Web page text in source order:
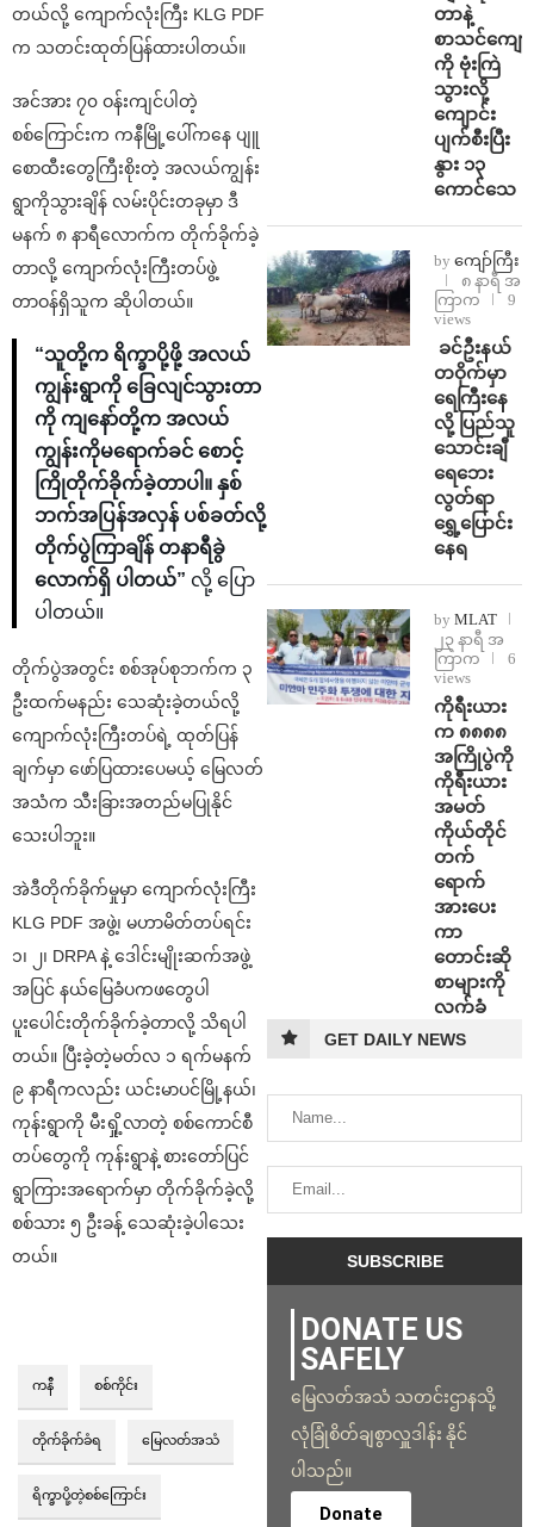
တယ်လို့ ကျောက်လုံးကြီး KLG PDF
က သတင်းထုတ်ပြန်ထားပါတယ်။
အင်အား ၇၀ ဝန်းကျင်ပါတဲ့
စစ်ကြောင်းက ကနီမြို့ပေါ်ကနေ ပျူ
စောထီးတွေကြီးစိုးတဲ့ အလယ်ကျွန်း
ရွာကိုသွားချိန် လမ်းပိုင်းတခုမှာ ဒီ
မနက် ၈ နာရီလောက်က တိုက်ခိုက်ခဲ့
တာလို့ ကျောက်လုံးကြီးတပ်ဖွဲ့
တာဝန်ရှိသူက ဆိုပါတယ်။
“သူတို့က ရိက္ခာပို့ဖို့ အလယ်
ကျွန်းရွာကို ခြေလျင်သွားတာ
ကို ကျနော်တို့က အလယ်
ကျွန်းကိုမရောက်ခင် စောင့်
ကြိုတိုက်ခိုက်ခဲ့တာပါ။ နှစ်
ဘက်အပြန်အလှန် ပစ်ခတ်လို့
တိုက်ပွဲကြာချိန် တနာရီခွဲ
လောက်ရှိ ပါတယ်” လို့ ပြော
ပါတယ်။
တိုက်ပွဲအတွင်း စစ်အုပ်စုဘက်က ၃
ဦးထက်မနည်း သေဆုံးခဲ့တယ်လို့
ကျောက်လုံးကြီးတပ်ရဲ့ ထုတ်ပြန်
ချက်မှာ ဖော်ပြထားပေမယ့် မြေလတ်
အသံက သီးခြားအတည်မပြုနိုင်
သေးပါဘူး။
အဲဒီတိုက်ခိုက်မှုမှာ ကျောက်လုံးကြီး
KLG PDF အဖွဲ့၊ မဟာမိတ်တပ်ရင်း
၁၊ ၂၊ DRPA နဲ့ ဒေါင်းမျိုးဆက်အဖွဲ့
အပြင် နယ်မြေခံပကဖတွေပါ
ပူးပေါင်းတိုက်ခိုက်ခဲ့တာလို့ သိရပါ
တယ်။ ပြီးခဲ့တဲ့မတ်လ ၁ ရက်မနက်
၉ နာရီကလည်း ယင်းမာပင်မြို့နယ်၊
ကုန်းရွာကို မီးရှို့လာတဲ့ စစ်ကောင်စီ
တပ်တွေကို ကုန်းရွာနဲ့ စားတော်ပြင်
ရွာကြားအရောက်မှာ တိုက်ခိုက်ခဲ့လို့
စစ်သား ၅ ဦးခန့် သေဆုံးခဲ့ပါသေး
တယ်။
ကနီ စစ်ကိုင်း
တိုက်ခိုက်ခံရ မြေလတ်အသံ
ရိက္ခာပို့တဲ့စစ်ကြောင်း
တာနဲ့
စာသင်ကျော
ကို ဗုံးကြဲ
သွားလို့
ကျောင်း
ပျက်စီးပြီး
နွား ၁၃
ကောင်သေ
by ကျော်ကြီး
၈ နာရီ အ
ကြာက
9
views
⁩ ⁨ခင်ဦးနယ်
တဝိုက်မှာ
ရေကြီးနေ
လို့ ပြည်သူ
သောင်းချီ
ရေဘေး
လွတ်ရာ
ရွှေ့ပြောင်း
နေရ
by MLAT
၂၃ နာရီ အ
ကြာက
6
views
ကိုရီးယား
က ၈၈၈၈
အကြိုပွဲကို
ကိုရီးယား
အမတ်
ကိုယ်တိုင်
တက်
ရောက်
အားပေး
ကာ
တောင်းဆို
စာများကို
လက်ခံ
GET DAILY NEWS
DONATE US
SAFELY
မြေလတ်အသံ သတင်းဌာနသို့
လုံခြုံစိတ်ချစွာလှူဒါန်း နိုင်
ပါသည်။
Donate